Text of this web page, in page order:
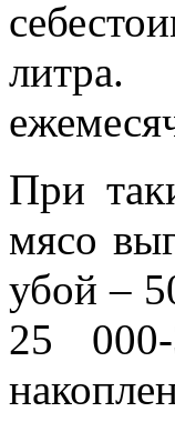
При
мясо
убой –
25